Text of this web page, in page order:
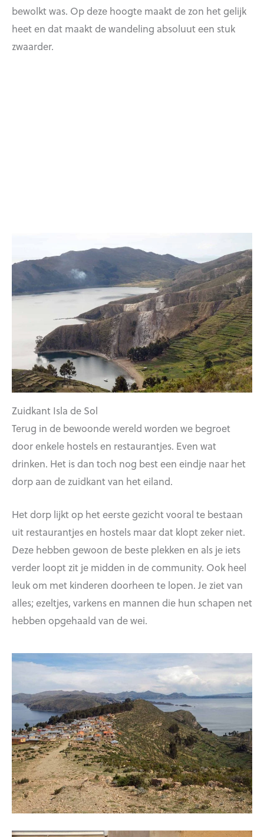
bewolkt was. Op deze hoogte maakt de zon het gelijk
heet en dat maakt de wandeling absoluut een stuk
zwaarder.
Zuidkant Isla de Sol
Terug in de bewoonde wereld worden we begroet
door enkele hostels en restaurantjes. Even wat
drinken. Het is dan toch nog best een eindje naar het
dorp aan de zuidkant van het eiland.
Het dorp lijkt op het eerste gezicht vooral te bestaan
uit restaurantjes en hostels maar dat klopt zeker niet.
Deze hebben gewoon de beste plekken en als je iets
verder loopt zit je midden in de community. Ook heel
leuk om met kinderen doorheen te lopen. Je ziet van
alles; ezeltjes, varkens en mannen die hun schapen net
hebben opgehaald van de wei.